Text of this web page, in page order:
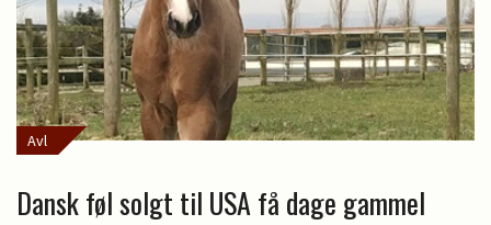
Avl
Dansk føl solgt til USA få dage gammel